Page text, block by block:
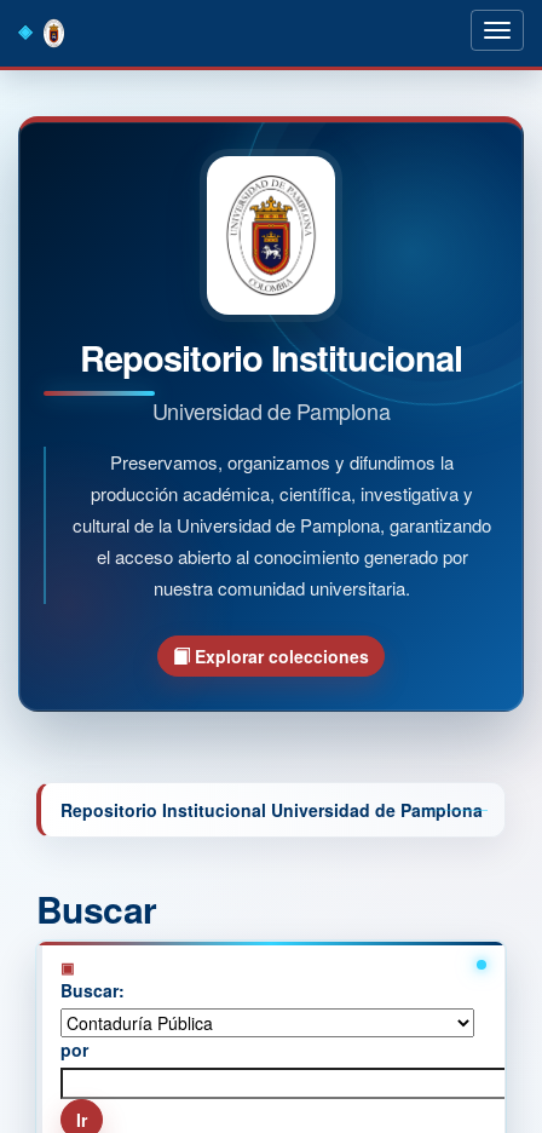
navigation
Repositorio Institucional
Universidad de Pamplona
Preservamos, organizamos y difundimos la
producción académica, científica, investigativa y
cultural de la Universidad de Pamplona, garantizando
el acceso abierto al conocimiento generado por
nuestra comunidad universitaria.
Explorar colecciones
Repositorio Institucional Universidad de Pamplona
Buscar
Buscar:
por